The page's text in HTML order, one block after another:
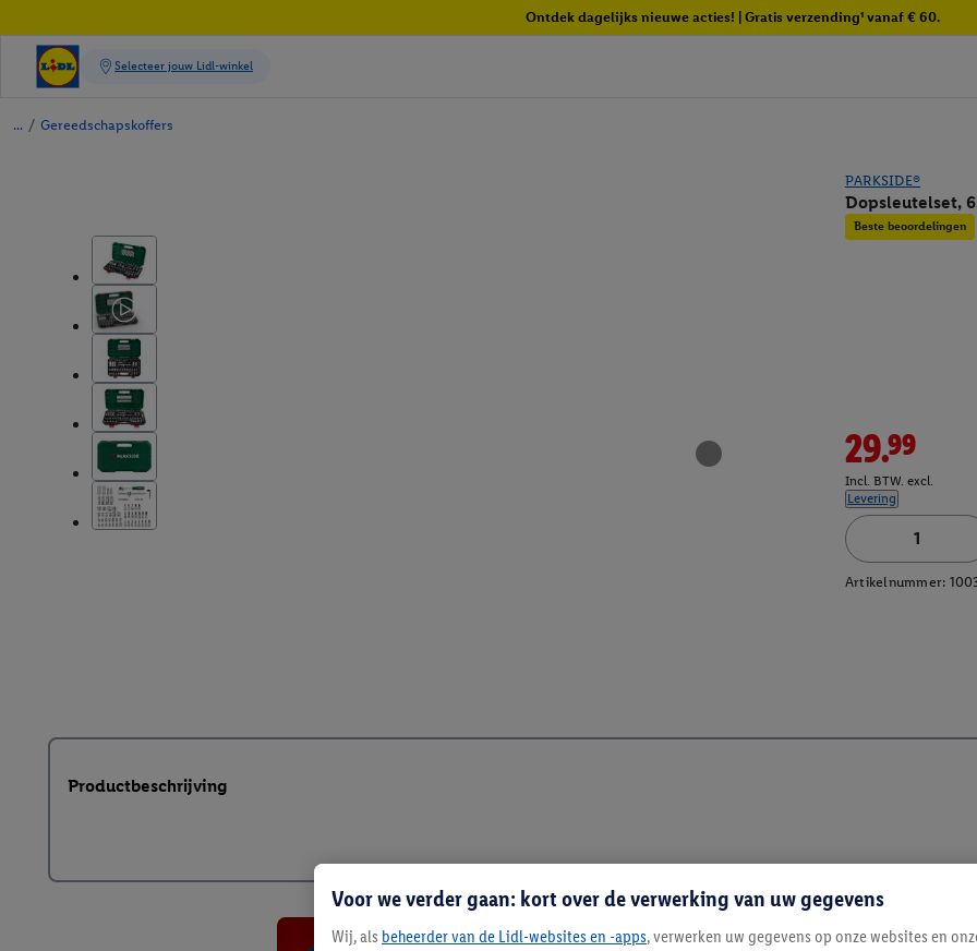
Ontdek dagelijks nieuwe acties! | Gratis verzending¹ vanaf € 60.
/ Gereedschapskoffers
PARKSIDE®
Dopsleutelset,
Beste beoordelingen
29.99
Incl. BTW. excl.
Levering
Artikelnummer:
Productbeschrijving
Voor we verder gaan: kort over de verwerking van uw gegevens
Wij, als beheerder van de Lidl-websites en -apps, verwerken uw gegevens op onze websites en